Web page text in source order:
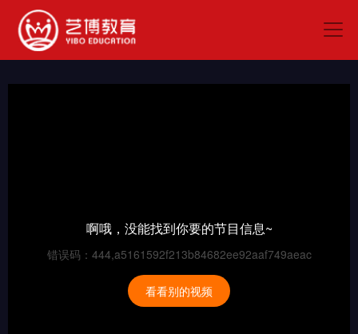
啊哦，没能找到你要的节目信息~
错误码：444,a5161592f213b84682ee92aaf749aeac
看看别的视频